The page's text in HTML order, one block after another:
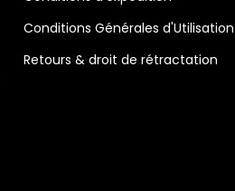
Conditions Générales
Retours & droit de rétractation